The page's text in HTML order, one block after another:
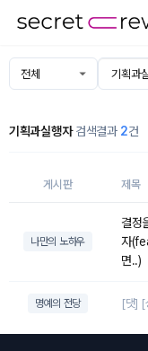
기획과실행자검색결과 2건
게시판 제목
나만의 노하우
결정
자
면..)
명예의 전당 [댓] [